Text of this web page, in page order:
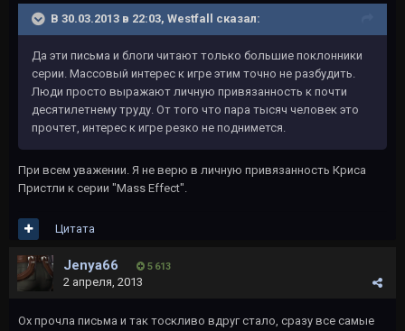
В 30.03.2013 в 22:03, Westfall сказал:
Да эти письма и блоги читают только большие поклонники
серии. Массовый интерес к игре этим точно не разбудить.
Люди просто выражают личную привязанность к почти
десятилетнему труду. От того что пара тысяч человек это
прочтет, интерес к игре резко не поднимется.
При всем уважении. Я не верю в личную привязанность Криса
Пристли к серии "Mass Effect".
Цитата
Jenya66 5 613
2 апреля, 2013
Ох прочла письма и так тоскливо вдруг стало, сразу все самые